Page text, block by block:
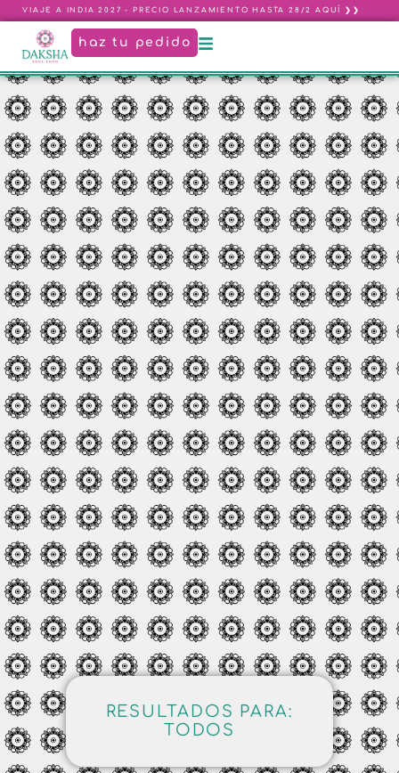
VIAJE A INDIA 2027 - PRECIO LANZAMIENTO HASTA 28/2 AQUÍ ❯❯
haz tu pedido
RESULTADOS PARA:
TODOS